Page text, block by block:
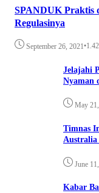
SPANDUK Praktis
Regulasinya
September 26, 2021•
Jelajahi
Nyaman
May
Timnas
Australia
June
Kabar